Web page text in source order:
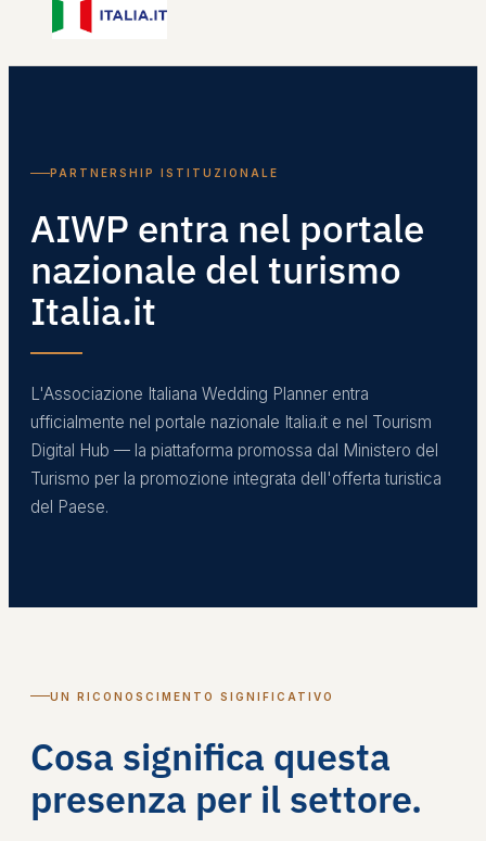
PARTNERSHIP ISTITUZIONALE
AIWP entra nel portale
nazionale del turismo
Italia.it
L'Associazione Italiana Wedding Planner entra
ufficialmente nel portale nazionale Italia.it e nel Tourism
Digital Hub — la piattaforma promossa dal Ministero del
Turismo per la promozione integrata dell'offerta turistica
del Paese.
UN RICONOSCIMENTO SIGNIFICATIVO
Cosa significa questa
presenza per il settore.